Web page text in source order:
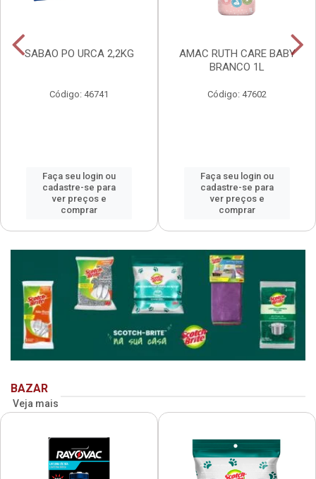
SABAO PO URCA 2,2KG
Código: 46741
Faça seu login ou
cadastre-se para
ver preços e
comprar
AMAC RUTH CARE BABY
BRANCO 1L
Código: 47602
Faça seu login ou
cadastre-se para
ver preços e
comprar
BAZAR
Veja mais